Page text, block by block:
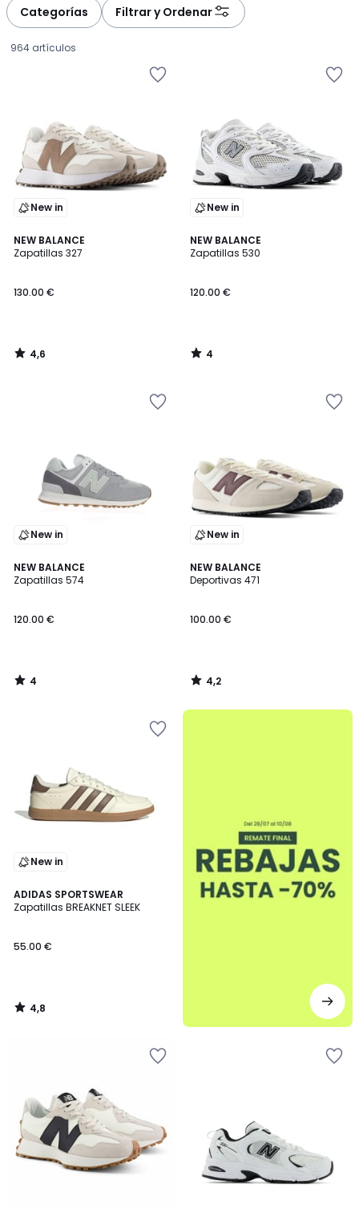
Categorías Filtrar y Ordenar
964 artículos
New in
NEW BALANCE
Zapatillas 327
€.
130.00 €
4,6
/ 5
4,6
/
New in
NEW BALANCE
Zapatillas 530
120.00 €
4
/
4
/
New in
NEW BALANCE
Zapatillas 574
120.00 €
4
/
4
/
New in
NEW BALANCE
Deportivas 471
100.00 €
4,2
/ 5
4,2
/
New in
ADIDAS SPORTSWEAR
Zapatillas BREAKNET SLEEK
55.00 €
4,8
/ 5
4,8
/
.